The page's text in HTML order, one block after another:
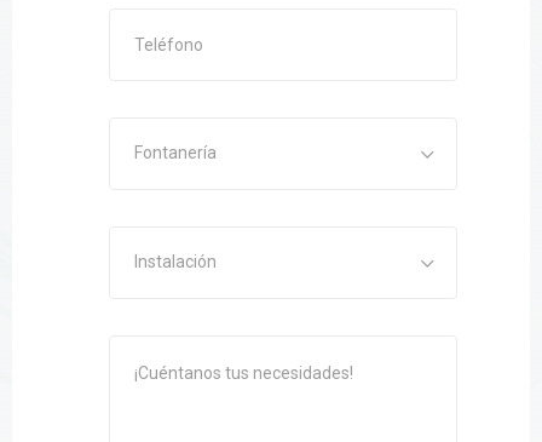
Fontanería
Instalación